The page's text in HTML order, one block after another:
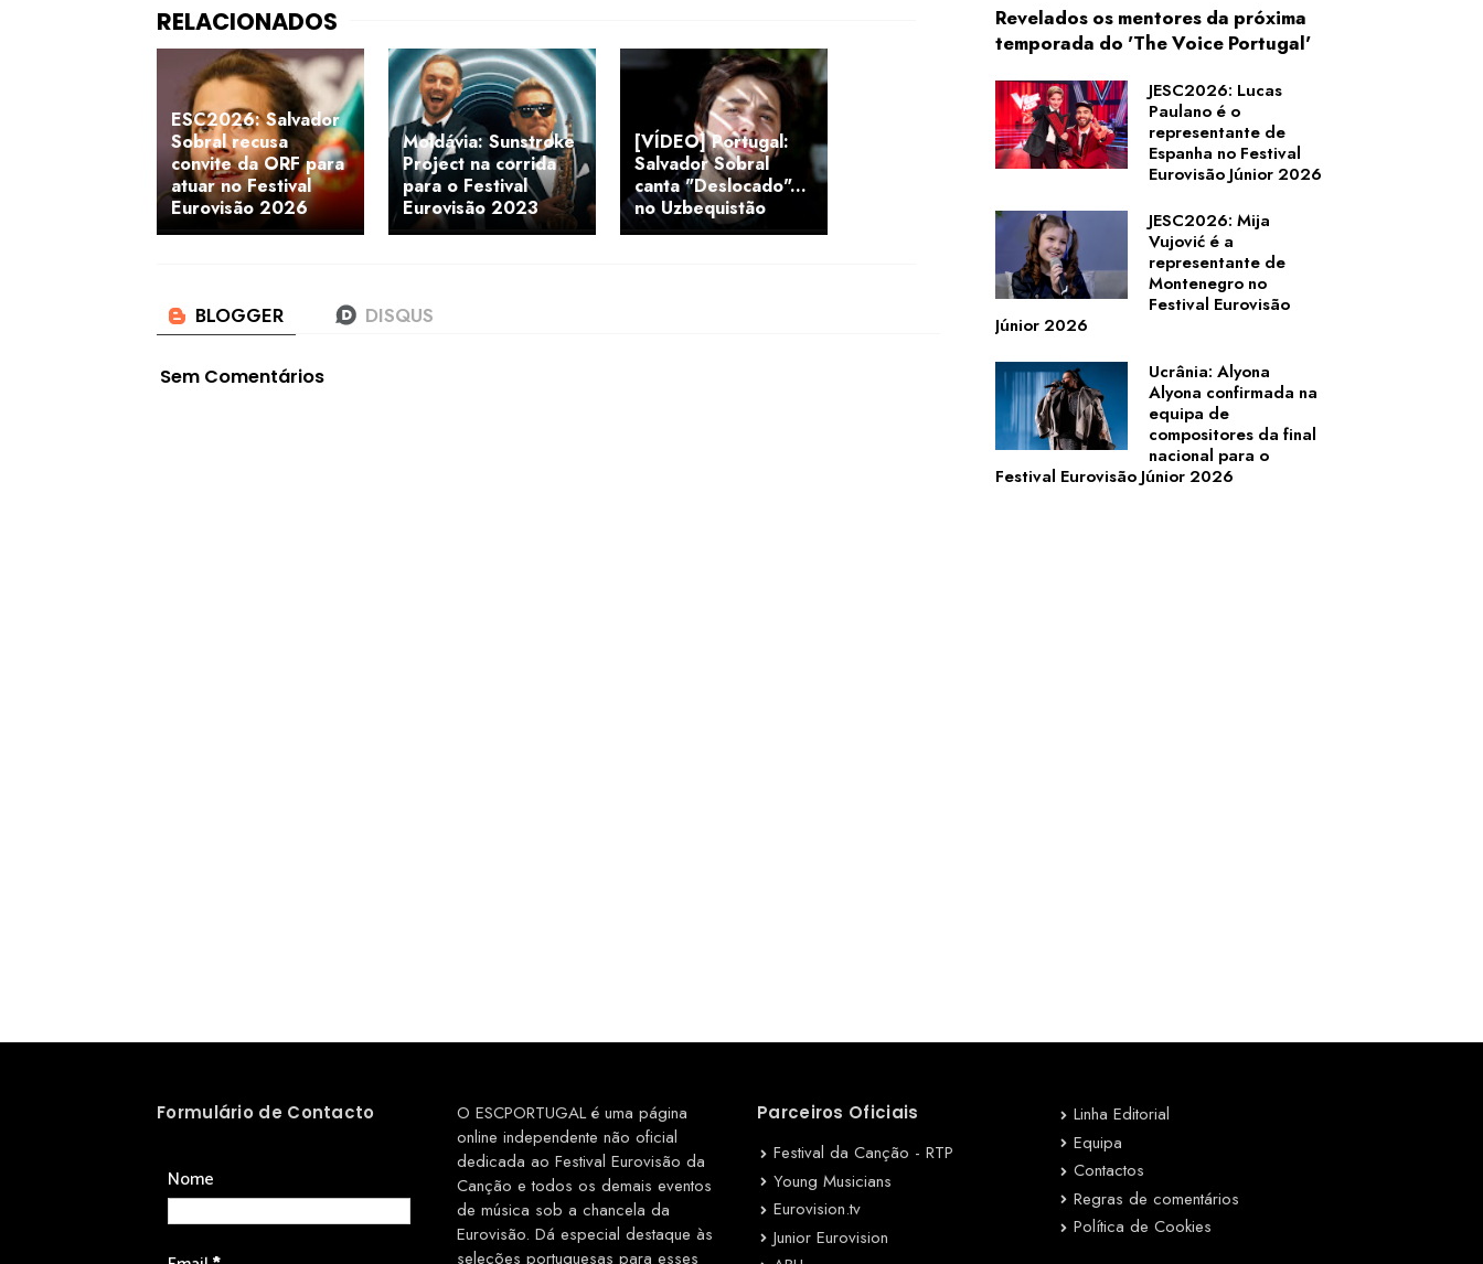
ESC2026: Salvador
Sobral recusa
convite da ORF para
atuar no Festival
Eurovisão 2026
Moldávia: Sunstroke
Project na corrida
para o Festival
Eurovisão 2023
[VÍDEO] Portugal:
Salvador Sobral
canta "Deslocado"...
no Uzbequistão
Sem Comentários
Revelados os mentores da próxima
temporada do 'The Voice Portugal'
JESC2026: Lucas
Paulano é o
representante de
Espanha no Festival
Eurovisão Júnior 2026
JESC2026: Mija
Vujović é a
representante de
Montenegro no
Festival Eurovisão
Júnior 2026
Ucrânia: Alyona
Alyona confirmada na
equipa de
compositores da final
nacional para o
Festival Eurovisão Júnior 2026
Formulário de Contacto
Nome
O ESCPORTUGAL é uma página
online independente não oficial
dedicada ao Festival Eurovisão da
Canção e todos os demais eventos
de música sob a chancela da
Eurovisão. Dá especial destaque às
seleções portuguesas para esses
Parceiros Oficiais
Festival da Canção - RTP
Young Musicians
Eurovision.tv
Junior Eurovision
Linha Editorial
Equipa
Contactos
Regras de comentários
Política de Cookies